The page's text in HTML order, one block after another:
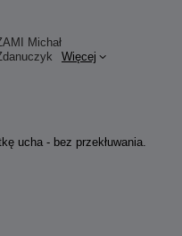
ucha - bez przekłuwania.
Michał
Więcej